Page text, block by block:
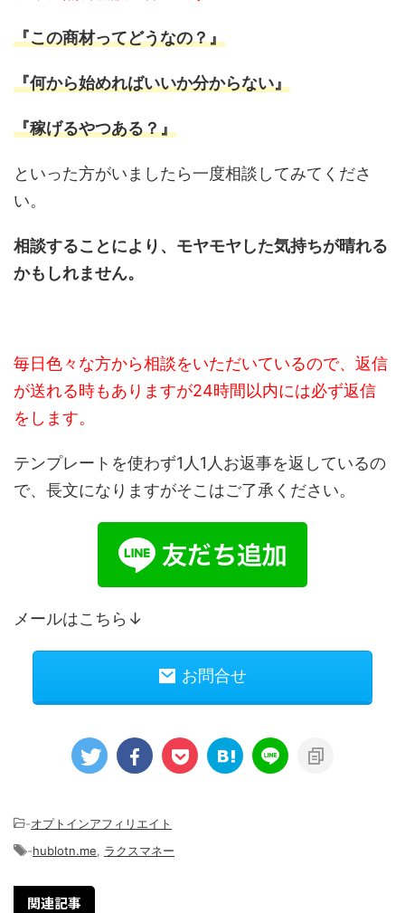
『この商材ってどうなの？』
『何から始めればいいか分からない』
『稼げるやつある？』
といった方がいましたら一度相談してみてくださ
い。
相談することにより、モヤモヤした気持ちが晴れる
かもしれません。
毎日色々な方から相談をいただいているので、返信
が送れる時もありますが24時間以内には必ず返信
をします。
テンプレートを使わず1人1人お返事を返しているの
で、長文になりますがそこはご了承ください。
メールはこちら↓
お問合せ
-オプトインアフィリエイト
-hublotn.me ラクスマネー
関連記事